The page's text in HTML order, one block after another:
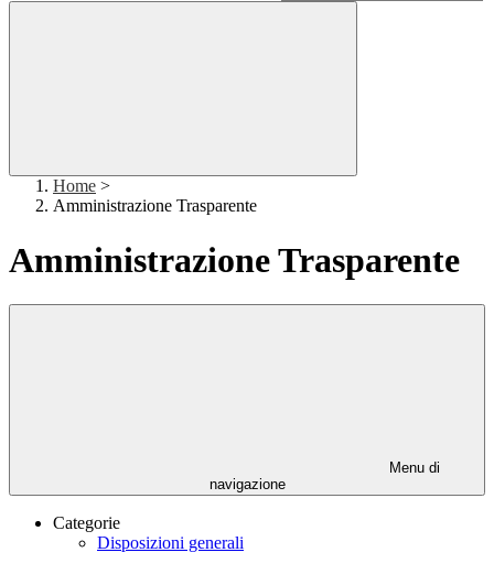
Home >
Amministrazione Trasparente
Amministrazione Trasparente
Menu di
navigazione
Categorie
Disposizioni generali